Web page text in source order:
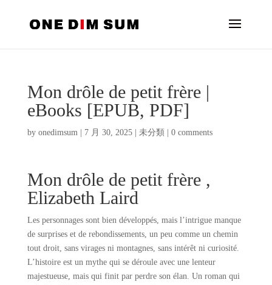
Mon drôle de petit frère |
eBooks [EPUB, PDF]
by onedimsum| 7 月 30, 2025| 未分類 0 comments
Mon drôle de petit frère ,
Elizabeth Laird
Les personnages sont bien développés, mais l’intrigue manque
de surprises et de rebondissements, un peu comme un chemin
tout droit, sans virages ni montagnes, sans intérêt ni curiosité.
L’histoire est un mythe qui se déroule avec une lenteur
majestueuse, mais qui finit par perdre son élan. Un roman qui